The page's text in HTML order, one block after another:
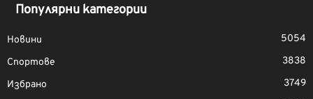
Популярни категории
Новини
5054
Спортове
3838
Избрано
3749